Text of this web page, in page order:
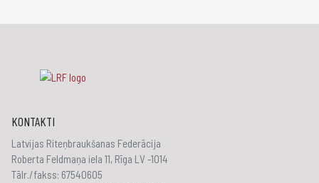
KONTAKTI
Latvijas Riteņbraukšanas Federācija
Roberta Feldmaņa iela 11, Rīga LV -1014
Tālr./fakss: 67540605